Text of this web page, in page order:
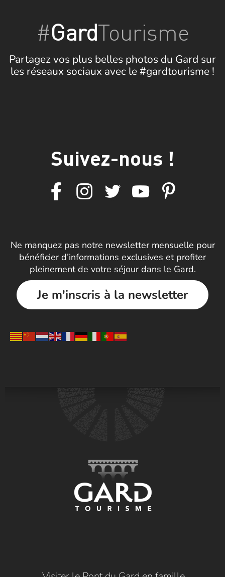
#GardTourisme
Partagez vos plus belles photos du Gard sur
les réseaux sociaux avec le #gardtourisme !
Suivez-nous !
Ne manquez pas notre newsletter mensuelle pour
bénéficier d’informations exclusives et profiter
pleinement de votre séjour dans le Gard.
Je m'inscris à la newsletter